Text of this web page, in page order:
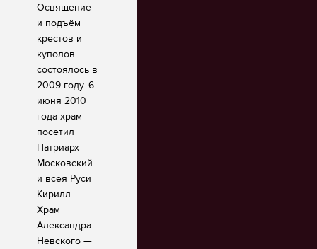
Освящение
и подъём
крестов и
куполов
состоялось в
2009 году. 6
июня 2010
года храм
посетил
Патриарх
Московский
и всея Руси
Кирилл.
Храм
Александра
Невского —